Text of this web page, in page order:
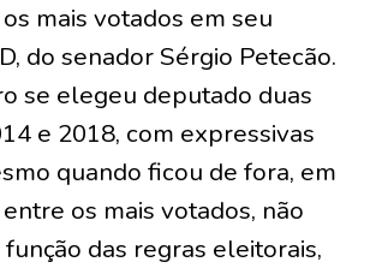
mais votados em seu
do senador Sérgio Petecão.
se elegeu deputado duas
e 2018, com expressivas
quando ficou de fora, em
os mais votados, não
das regras eleitorais,